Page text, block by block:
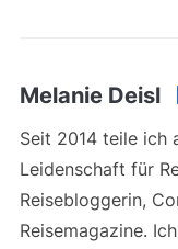
Melanie Deisl
Seit 2014 teile ich
Leidenschaft für
Reisebloggerin,
Reisemagazine.